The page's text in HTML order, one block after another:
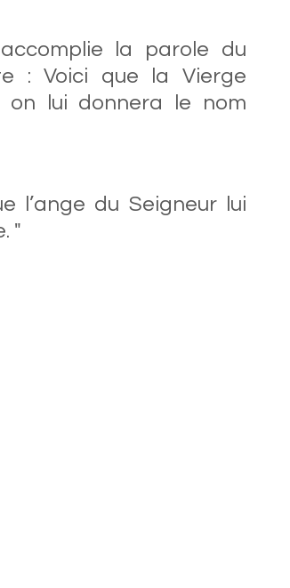
la parole du
: Voici que la Vierge
lui donnera le nom
l’ange du Seigneur lui
"